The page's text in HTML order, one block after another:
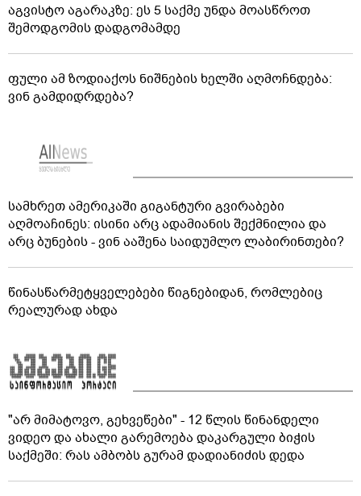
აგვისტო აგარაკზე: ეს 5 საქმე უნდა მოასწროთ
შემოდგომის დადგომამდე
ფული ამ ზოდიაქოს ნიშნების ხელში აღმოჩნდება:
ვინ გამდიდრდება?
სამხრეთ ამერიკაში გიგანტური გვირაბები
აღმოაჩინეს: ისინი არც ადამიანის შექმნილია და
არც ბუნების - ვინ ააშენა საიდუმლო ლაბირინთები?
წინასწარმეტყველებები წიგნებიდან, რომლებიც
რეალურად ახდა
"არ მიმატოვო, გეხვეწები" - 12 წლის წინანდელი
ვიდეო და ახალი გარემოება დაკარგული ბიჭის
საქმეში: რას ამბობს გურამ დადიანიძის დედა